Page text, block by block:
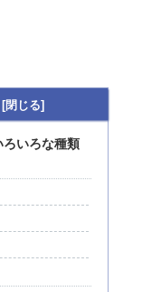
いろな種類